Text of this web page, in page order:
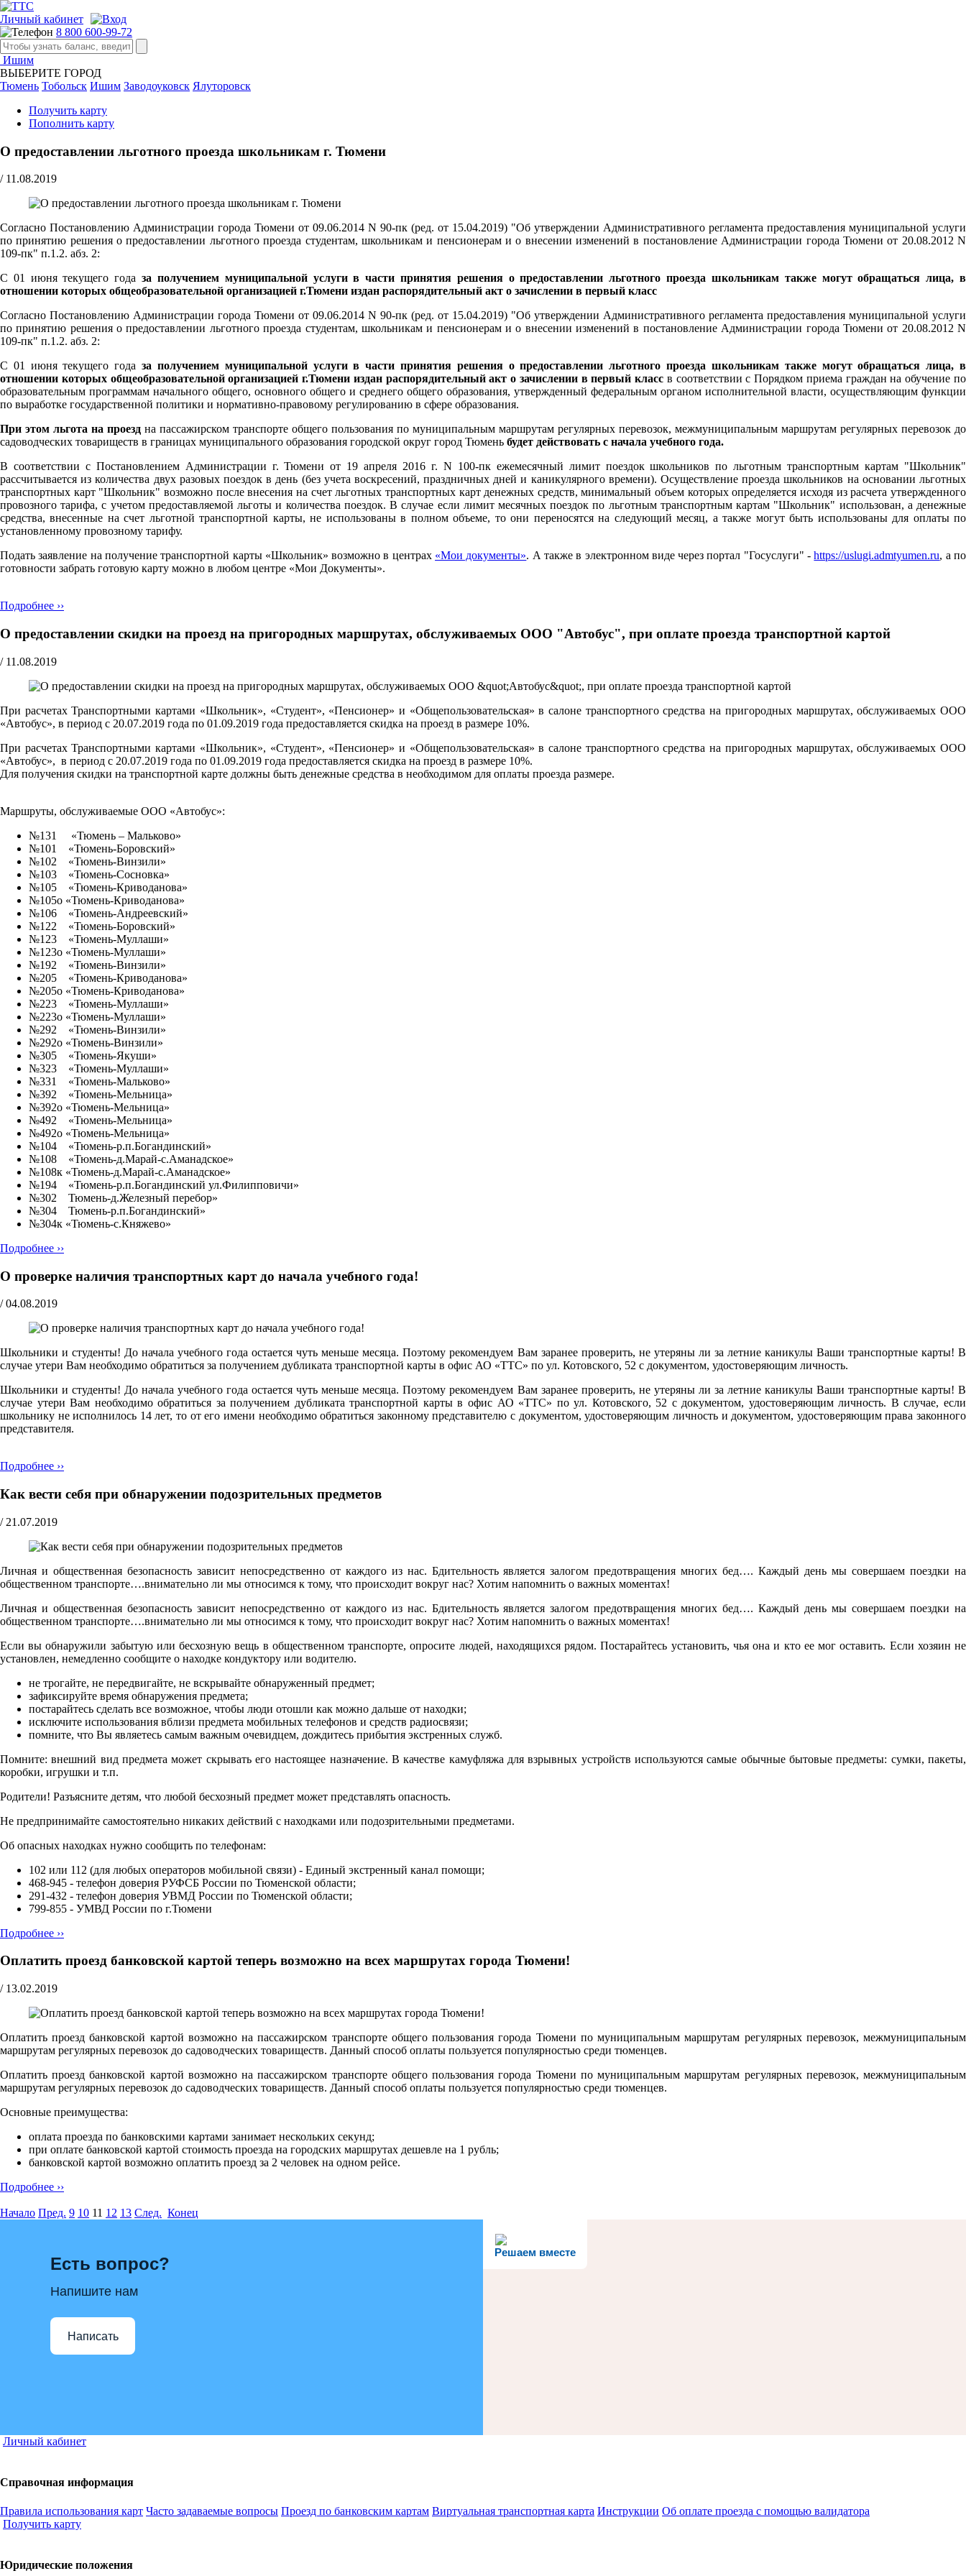
Личный кабинет
8 800 600-99-72
Ишим
ВЫБЕРИТЕ ГОРОД
Тюмень Тобольск Ишим Заводоуковск Ялуторовск
Получить карту
Пополнить карту
О предоставлении льготного проезда школьникам г. Тюмени
/ 11.08.2019
Согласно Постановлению Администрации города Тюмени от 09.06.2014 N 90-пк (ред. от 15.04.2019) "Об утверждении Административного регламента предоставления муниципальной услуги
по принятию решения о предоставлении льготного проезда студентам, школьникам и пенсионерам и о внесении изменений в постановление Администрации города Тюмени от 20.08.2012 N
109-пк" п.1.2. абз. 2:
С 01 июня текущего годаза получением муниципальной услуги в части принятия решения о предоставлении льготного проезда школьникам также могут обращаться лица, в
отношении которых общеобразовательной организацией г.Тюмени издан распорядительный акт о зачислении в первый класс
Согласно Постановлению Администрации города Тюмени от 09.06.2014 N 90-пк (ред. от 15.04.2019) "Об утверждении Административного регламента предоставления муниципальной услуги
по принятию решения о предоставлении льготного проезда студентам, школьникам и пенсионерам и о внесении изменений в постановление Администрации города Тюмени от 20.08.2012 N
109-пк" п.1.2. абз. 2:
С 01 июня текущего годаза получением муниципальной услуги в части принятия решения о предоставлении льготного проезда школьникам также могут обращаться лица, в
отношении которых общеобразовательной организацией г.Тюмени издан распорядительный акт о зачислении в первый класс в соответствии с Порядком приема граждан на обучение по
образовательным программам начального общего, основного общего и среднего общего образования, утвержденный федеральным органом исполнительной власти, осуществляющим функции
по выработке государственной политики и нормативно-правовому регулированию в сфере образования.
При этом льгота на проезд на пассажирском транспорте общего пользования по муниципальным маршрутам регулярных перевозок, межмуниципальным маршрутам регулярных перевозок до
садоводческих товариществ в границах муниципального образования городской округ город Тюмень будет действовать с начала учебного года.
В соответствии с Постановлением Администрации г. Тюмени от 19 апреля 2016 г. N 100-пк ежемесячный лимит поездок школьников по льготным транспортным картам "Школьник"
рассчитывается из количества двух разовых поездок в день (без учета воскресений, праздничных дней и каникулярного времени). Осуществление проезда школьников на основании льготных
транспортных карт "Школьник" возможно после внесения на счет льготных транспортных карт денежных средств, минимальный объем которых определяется исходя из расчета утвержденного
провозного тарифа, с учетом предоставляемой льготы и количества поездок. В случае если лимит месячных поездок по льготным транспортным картам "Школьник" использован, а денежные
средства, внесенные на счет льготной транспортной карты, не использованы в полном объеме, то они переносятся на следующий месяц, а также могут быть использованы для оплаты по
установленному провозному тарифу.
Подать заявление на получение транспортной карты «Школьник» возможно в центрах «Мои документы». А также в электронном виде через портал "Госуслуги" -https://uslugi.admtyumen.ru, а по
готовности забрать готовую карту можно в любом центре «Мои Документы».
Подробнее ››
О предоставлении скидки на проезд на пригородных маршрутах, обслуживаемых ООО "Автобус", при оплате проезда транспортной картой
/ 11.08.2019
При расчетах Транспортными картами «Школьник», «Студент», «Пенсионер» и «Общепользовательская» в салоне транспортного средства на пригородных маршрутах, обслуживаемых ООО
«Автобус», в период с 20.07.2019 года по 01.09.2019 года предоставляется скидка на проезд в размере 10%.
При расчетах Транспортными картами «Школьник», «Студент», «Пенсионер» и «Общепользовательская» в салоне транспортного средства на пригородных маршрутах, обслуживаемых ООО
«Автобус», в период с 20.07.2019 года по 01.09.2019 года предоставляется скидка на проезд в размере 10%.
Для получения скидки на транспортной карте должны быть денежные средства в необходимом для оплаты проезда размере.
Маршруты, обслуживаемые ООО «Автобус»:
№131 «Тюмень – Мальково»
№101 «Тюмень-Боровский»
№102 «Тюмень-Винзили»
№103 «Тюмень-Сосновка»
№105 «Тюмень-Криводанова»
№105о «Тюмень-Криводанова»
№106 «Тюмень-Андреевский»
№122 «Тюмень-Боровский»
№123 «Тюмень-Муллаши»
№123о «Тюмень-Муллаши»
№192 «Тюмень-Винзили»
№205 «Тюмень-Криводанова»
№205о «Тюмень-Криводанова»
№223 «Тюмень-Муллаши»
№223о «Тюмень-Муллаши»
№292 «Тюмень-Винзили»
№292о «Тюмень-Винзили»
№305 «Тюмень-Якуши»
№323 «Тюмень-Муллаши»
№331 «Тюмень-Мальково»
№392 «Тюмень-Мельница»
№392о «Тюмень-Мельница»
№492 «Тюмень-Мельница»
№492о «Тюмень-Мельница»
№104 «Тюмень-р.п.Богандинский»
№108 «Тюмень-д.Марай-с.Аманадское»
№108к «Тюмень-д.Марай-с.Аманадское»
№194 «Тюмень-р.п.Богандинский ул.Филипповичи»
№302 Тюмень-д.Железный перебор»
№304 Тюмень-р.п.Богандинский»
№304к «Тюмень-с.Княжево»
Подробнее ››
О проверке наличия транспортных карт до начала учебного года!
/ 04.08.2019
Школьники и студенты! До начала учебного года остается чуть меньше месяца. Поэтому рекомендуем Вам заранее проверить, не утеряны ли за летние каникулы Ваши транспортные карты! В
случае утери Вам необходимо обратиться за получением дубликата транспортной карты в офис АО «ТТС» по ул. Котовского, 52 с документом, удостоверяющим личность.
Школьники и студенты! До начала учебного года остается чуть меньше месяца. Поэтому рекомендуем Вам заранее проверить, не утеряны ли за летние каникулы Ваши транспортные карты! В
случае утери Вам необходимо обратиться за получением дубликата транспортной карты в офис АО «ТТС» по ул. Котовского, 52 с документом, удостоверяющим личность. В случае, если
школьнику не исполнилось 14 лет, то от его имени необходимо обратиться законному представителю с документом, удостоверяющим личность и документом, удостоверяющим права законного
представителя.
Подробнее ››
Как вести себя при обнаружении подозрительных предметов
/ 21.07.2019
Личная и общественная безопасность зависит непосредственно от каждого из нас. Бдительность является залогом предотвращения многих бед…. Каждый день мы совершаем поездки на
общественном транспорте….внимательно ли мы относимся к тому, что происходит вокруг нас? Хотим напомнить о важных моментах!
Личная и общественная безопасность зависит непосредственно от каждого из нас. Бдительность является залогом предотвращения многих бед…. Каждый день мы совершаем поездки на
общественном транспорте….внимательно ли мы относимся к тому, что происходит вокруг нас? Хотим напомнить о важных моментах!
Если вы обнаружили забытую или бесхозную вещь в общественном транспорте, опросите людей, находящихся рядом. Постарайтесь установить, чья она и кто ее мог оставить. Если хозяин не
установлен, немедленно сообщите о находке кондуктору или водителю.
не трогайте, не передвигайте, не вскрывайте обнаруженный предмет;
зафиксируйте время обнаружения предмета;
постарайтесь сделать все возможное, чтобы люди отошли как можно дальше от находки;
исключите использования вблизи предмета мобильных телефонов и средств радиосвязи;
помните, что Вы являетесь самым важным очевидцем, дождитесь прибытия экстренных служб.
Помните: внешний вид предмета может скрывать его настоящее назначение. В качестве камуфляжа для взрывных устройств используются самые обычные бытовые предметы: сумки, пакеты,
коробки, игрушки и т.п.
Родители! Разъясните детям, что любой бесхозный предмет может представлять опасность.
Не предпринимайте самостоятельно никаких действий с находками или подозрительными предметами.
Об опасных находках нужно сообщить по телефонам:
102 или 112 (для любых операторов мобильной связи) - Единый экстренный канал помощи;
468-945 - телефон доверия РУФСБ России по Тюменской области;
291-432 - телефон доверия УВМД России по Тюменской области;
799-855 - УМВД России по г.Тюмени
Подробнее ››
Оплатить проезд банковской картой теперь возможно на всех маршрутах города Тюмени!
/ 13.02.2019
Оплатить проезд банковской картой возможно на пассажирском транспорте общего пользования города Тюмени по муниципальным маршрутам регулярных перевозок, межмуниципальным
маршрутам регулярных перевозок до садоводческих товариществ. Данный способ оплаты пользуется популярностью среди тюменцев.
Оплатить проезд банковской картой возможно на пассажирском транспорте общего пользования города Тюмени по муниципальным маршрутам регулярных перевозок, межмуниципальным
маршрутам регулярных перевозок до садоводческих товариществ. Данный способ оплаты пользуется популярностью среди тюменцев.
Основные преимущества:
оплата проезда по банковскими картами занимает нескольких секунд;
при оплате банковской картой стоимость проезда на городских маршрутах дешевле на 1 рубль;
банковской картой возможно оплатить проезд за 2 человек на одном рейсе.
Подробнее ››
Начало Пред. 9 10 11 12 13 След. Конец
Решаем вместе
Есть вопрос?
Напишите нам
Написать
Личный кабинет
Справочная информация
Правила использования карт Часто задаваемые вопросы Проезд по банковским картам Виртуальная транспортная карта Инструкции Об оплате проезда с помощью валидатора
Получить карту
Юридические положения